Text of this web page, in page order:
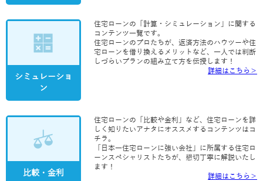
シミュレーショ
ン
住宅ローンの「計算・シミュレーション」に関する
コンテンツ一覧です。
住宅ローンのプロたちが、返済方法のハウツーや住
宅ローンを借り換えるメリットなど、一人では判断
しづらいプランの組み立て方を伝授します！
詳細はこちら＞
比較・金利
住宅ローンの「比較や金利」など、住宅ローンを詳
しく知りたいアナタにオススメするコンテンツはコ
チラ。
「日本一住宅ローンに強い会社」に所属する住宅ロ
ーンスペシャリストたちが、懇切丁寧に解説いたし
ます！
詳細はこちら＞